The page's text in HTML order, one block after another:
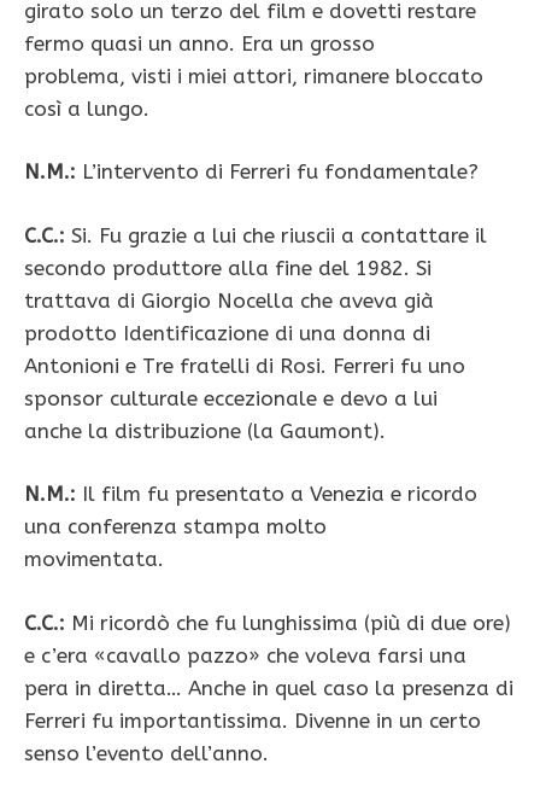
girato solo un terzo del film e dovetti restare
fermo quasi un anno. Era un grosso
problema, visti i miei attori, rimanere bloccato
così a lungo.
N.M.: L’intervento di Ferreri fu fondamentale?
C.C.: Si. Fu grazie a lui che riuscii a contattare il
secondo produttore alla fine del 1982. Si
trattava di Giorgio Nocella che aveva già
prodotto Identificazione di una donna di
Antonioni e Tre fratelli di Rosi. Ferreri fu uno
sponsor culturale eccezionale e devo a lui
anche la distribuzione (la Gaumont).
N.M.: Il film fu presentato a Venezia e ricordo
una conferenza stampa molto
movimentata.
C.C.: Mi ricordò che fu lunghissima (più di due ore)
e c’era «cavallo pazzo» che voleva farsi una
pera in diretta… Anche in quel caso la presenza di
Ferreri fu importantissima. Divenne in un certo
senso l’evento dell’anno.